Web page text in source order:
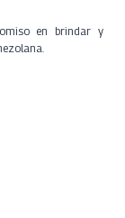
en brindar y